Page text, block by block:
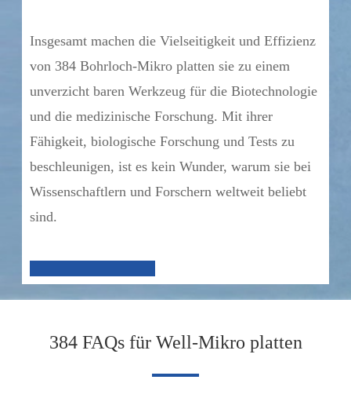
Insgesamt machen die Vielseitigkeit und Effizienz
von 384 Bohrloch-Mikro platten sie zu einem
unverzicht baren Werkzeug für die Biotechnologie
und die medizinische Forschung. Mit ihrer
Fähigkeit, biologische Forschung und Tests zu
beschleunigen, ist es kein Wunder, warum sie bei
Wissenschaftlern und Forschern weltweit beliebt
sind.
384 FAQs für Well-Mikro platten